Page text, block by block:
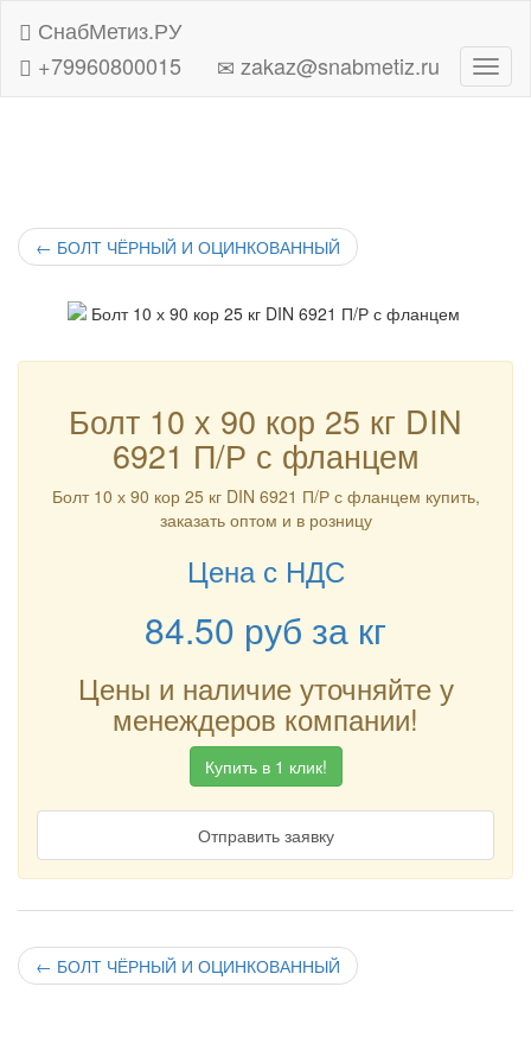
СнабМетиз.РУ
+79960800015
zakaz@snabmetiz.ru
← БОЛТ ЧЁРНЫЙ И ОЦИНКОВАННЫЙ
Болт 10 х 90 кор 25 кг DIN
6921 П/Р с фланцем
Болт 10 х 90 кор 25 кг DIN 6921 П/Р с фланцем купить,
заказать оптом и в розницу
Цена с НДС
84.50 руб за кг
Цены и наличие уточняйте у
менеждеров компании!
Купить в 1 клик!
Отправить заявку
← БОЛТ ЧЁРНЫЙ И ОЦИНКОВАННЫЙ